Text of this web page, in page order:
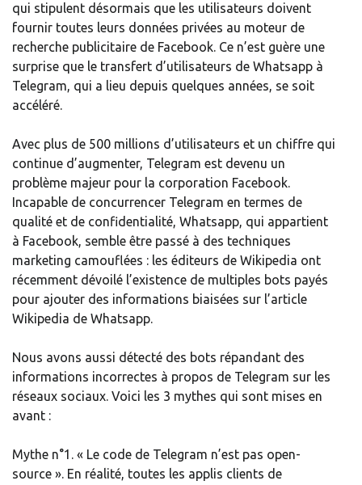
qui stipulent désormais que les utilisateurs doivent
fournir toutes leurs données privées au moteur de
recherche publicitaire de Facebook. Ce n’est guère une
surprise que le transfert d’utilisateurs de Whatsapp à
Telegram, qui a lieu depuis quelques années, se soit
accéléré.
Avec plus de 500 millions d’utilisateurs et un chiffre qui
continue d’augmenter, Telegram est devenu un
problème majeur pour la corporation Facebook.
Incapable de concurrencer Telegram en termes de
qualité et de confidentialité, Whatsapp, qui appartient
à Facebook, semble être passé à des techniques
marketing camouflées : les éditeurs de Wikipedia ont
récemment dévoilé l’existence de multiples bots payés
pour ajouter des informations biaisées sur l’article
Wikipedia de Whatsapp.
Nous avons aussi détecté des bots répandant des
informations incorrectes à propos de Telegram sur les
réseaux sociaux. Voici les 3 mythes qui sont mises en
avant :
Mythe n°1. « Le code de Telegram n’est pas open-
source ». En réalité, toutes les applis clients de